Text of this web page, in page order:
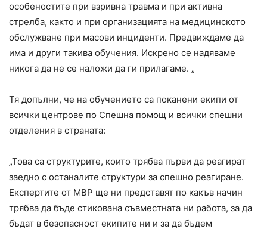
особеностите при взривна травма и при активна
стрелба, както и при организацията на медицинското
обслужване при масови инциденти. Предвиждаме да
има и други такива обучения. Искрено се надяваме
никога да не се наложи да ги прилагаме. „
Тя допълни, че на обучението са поканени екипи от
всички центрове по Спешна помощ и всички спешни
отделения в страната:
„Това са структурите, които трябва първи да реагират
заедно с останалите структури за спешно реагиране.
Експертите от МВР ще ни представят по какъв начин
трябва да бъде стикована съвместната ни работа, за да
бъдат в безопасност екипите ни и за да бъдем